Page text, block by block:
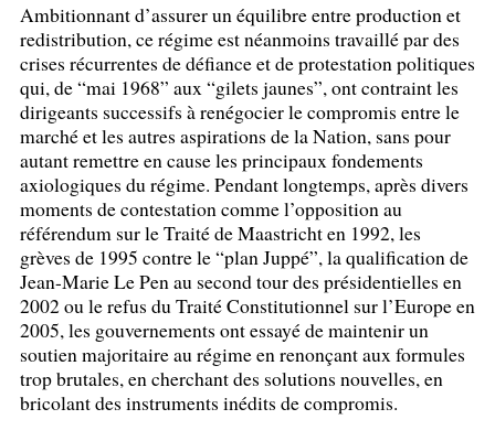
Ambitionnant d’assurer un équilibre entre production et
redistribution, ce régime est néanmoins travaillé par des
crises récurrentes de défiance et de protestation politiques
qui, de “mai 1968” aux “gilets jaunes”, ont contraint les
dirigeants successifs à renégocier le compromis entre le
marché et les autres aspirations de la Nation, sans pour
autant remettre en cause les principaux fondements
axiologiques du régime. Pendant longtemps, après divers
moments de contestation comme l’opposition au
référendum sur le Traité de Maastricht en 1992, les
grèves de 1995 contre le “plan Juppé”, la qualification de
Jean-Marie Le Pen au second tour des présidentielles en
2002 ou le refus du Traité Constitutionnel sur l’Europe en
2005, les gouvernements ont essayé de maintenir un
soutien majoritaire au régime en renonçant aux formules
trop brutales, en cherchant des solutions nouvelles, en
bricolant des instruments inédits de compromis.